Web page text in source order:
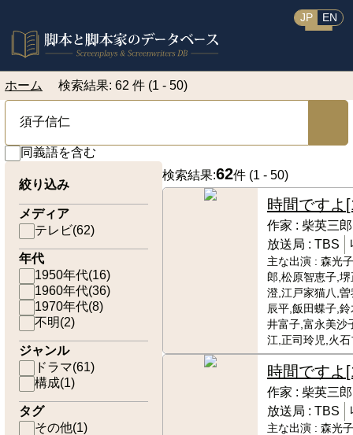
JP EN
ホーム 検索結果: 62 件 (1 - 50)
同義語を含む
絞り込み
メディア
テレビ(62)
年代
1950年代(16)
1960年代(36)
1970年代(8)
不明(2)
ジャンル
ドラマ(61)
構成(1)
タグ
その他(1)
検索結果:62件 (1 - 50)
時間ですよ
作家 : 柴英三郎
放送局 : TBS
主な出演 : 森光
郎,松原智恵子,
澄,江戸家猫八,
辰平,飯田蝶子,
井富子,富永美沙
江,正司玲児,火
時間ですよ
作家 : 柴英三郎
放送局 : TBS
主な出演 : 森光